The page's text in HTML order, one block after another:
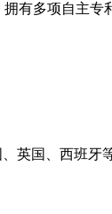
有多项自主
英国、西班